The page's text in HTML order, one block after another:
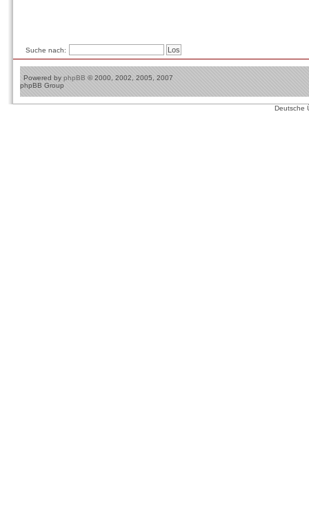
Suche nach:
Powered by phpBB © 2000, 2002, 2005, 2007
phpBB Group
Deutsche